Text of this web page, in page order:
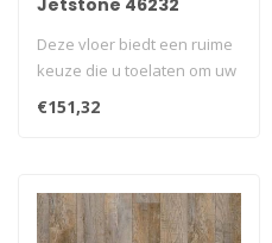
Deze vloer biedt een ruime
keuze die u toelaten om uw
unieke ruimte te creëren..
€151,32